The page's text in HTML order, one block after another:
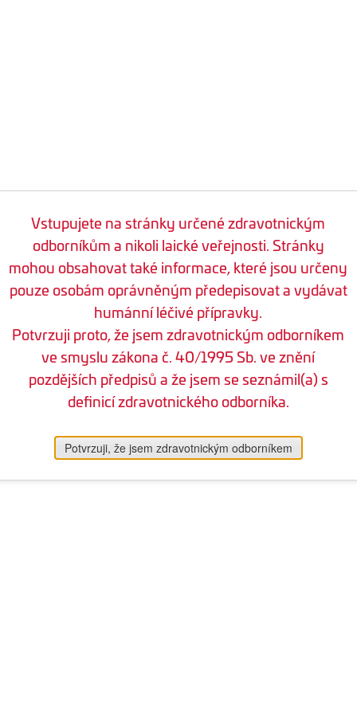
Vstupujete na stránky určené zdravotnickým
odborníkům a nikoli laické veřejnosti. Stránky
mohou obsahovat také informace, které jsou určeny
pouze osobám oprávněným předepisovat a vydávat
humánní léčivé přípravky.
Potvrzuji proto, že jsem zdravotnickým odborníkem
ve smyslu zákona č. 40/1995 Sb. ve znění
pozdějších předpisů a že jsem se seznámil(a) s
definicí zdravotnického odborníka.
Potvrzuji, že jsem zdravotnickým odborníkem